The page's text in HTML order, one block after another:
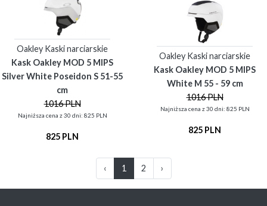
Oakley Kaski narciarskie
Kask Oakley MOD 5 MIPS
Silver White Poseidon S 51-55
cm
1016 PLN
Najniższa cena z 30 dni: 825 PLN
825 PLN
Oakley Kaski narciarskie
Kask Oakley MOD 5 MIPS
White M 55 - 59 cm
1016 PLN
Najniższa cena z 30 dni: 825 PLN
825 PLN
‹ 1 2 ›